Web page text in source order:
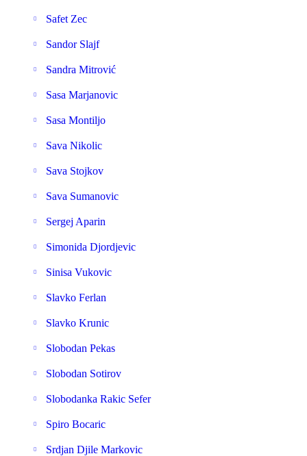
Safet Zec
Sandor Slajf
Sandra Mitrović
Sasa Marjanovic
Sasa Montiljo
Sava Nikolic
Sava Stojkov
Sava Sumanovic
Sergej Aparin
Simonida Djordjevic
Sinisa Vukovic
Slavko Ferlan
Slavko Krunic
Slobodan Pekas
Slobodan Sotirov
Slobodanka Rakic Sefer
Spiro Bocaric
Srdjan Djile Markovic